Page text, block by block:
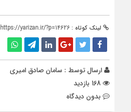
لینک کوتاه : https://yarizan.ir/?p=14626
ارسال توسط : سامان صادق امیری
بدون دیدگاه